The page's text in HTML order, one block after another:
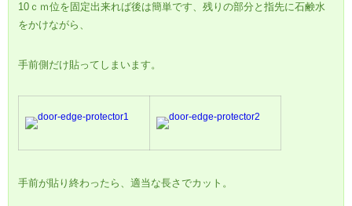
10ｃｍ位を固定出来れば後は簡単です、残りの部分と指先に石鹸水
をかけながら、
手前側だけ貼ってしまいます。
手前が貼り終わったら、適当な長さでカット。